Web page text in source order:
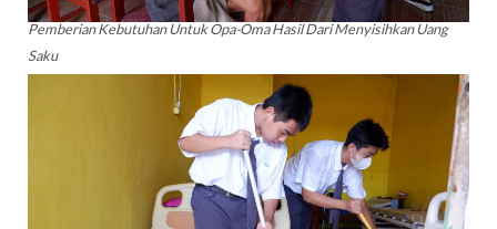
Pemberian Kebutuhan Untuk Opa-Oma Hasil Dari Menyisihkan Uang
Saku